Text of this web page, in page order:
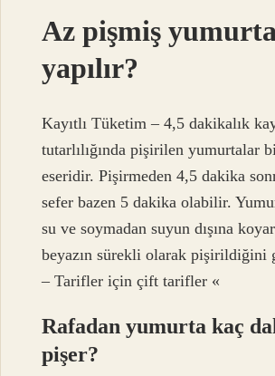
Az pişmiş yumurta
yapılır?
Kayıtlı Tüketim – 4,5 dakikalık
tutarlılığında pişirilen yumurtalar
eseridir. Pişirmeden 4,5 dakika
sefer bazen 5 dakika olabilir.
su ve soymadan suyun dışına
beyazın sürekli olarak pişirildiğini
– Tarifler için çift tarifler «
Rafadan yumurta kaç
pişer?